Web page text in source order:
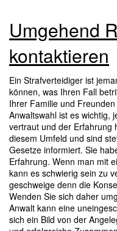
Umgehend
kontaktieren
Ein Strafverteidiger ist
können, was Ihren Fall
Ihrer Familie und
Anwaltswahl ist es wichtig,
vertraut und der Erfahrung
diesem Umfeld und sind
Gesetze informiert. Sie
Erfahrung. Wenn man mit
kann es schwierig sein zu
geschweige denn die
Wenden Sie sich daher
Anwalt kann eine
sich ein Bild von der